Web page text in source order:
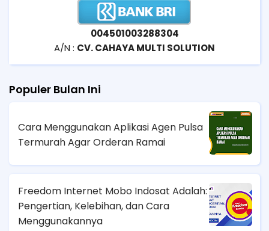
004501003288304
A/N : CV. CAHAYA MULTI SOLUTION
Populer Bulan Ini
Cara Menggunakan Aplikasi Agen Pulsa
Termurah Agar Orderan Ramai
Freedom Internet Mobo Indosat Adalah:
Pengertian, Kelebihan, dan Cara
Menggunakannya